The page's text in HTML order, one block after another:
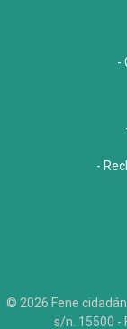
-
-
© 2026 Fene
s/n. 15500 -